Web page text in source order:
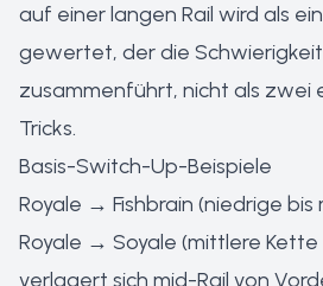
auf einer langen Rail wird als
gewertet, der die
zusammenführt, nicht als
Tricks.
Basis-Switch-Up-Beispiele
Royale → Fishbrain (niedrige
Royale → Soyale (mittlere
verlagert sich mid-Rail von